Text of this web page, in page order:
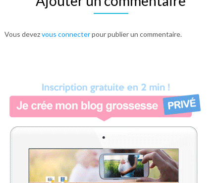
Vous devezvous connecterpour publier un commentaire.